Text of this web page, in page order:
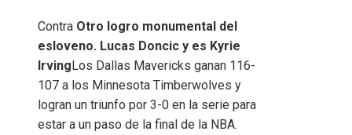
Contra Otro logro monumental del
esloveno. Lucas Doncic y es Kyrie
Irving Los Dallas Mavericks ganan 116-
107 a los Minnesota Timberwolves y
logran un triunfo por 3-0 en la serie para
estar a un paso de la final de la NBA.